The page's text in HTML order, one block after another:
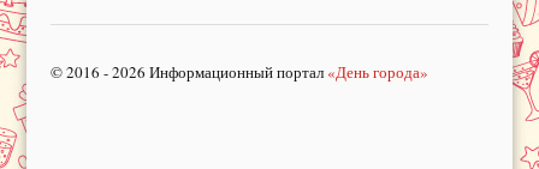
© 2016 - 2026 Информационный портал «День города»